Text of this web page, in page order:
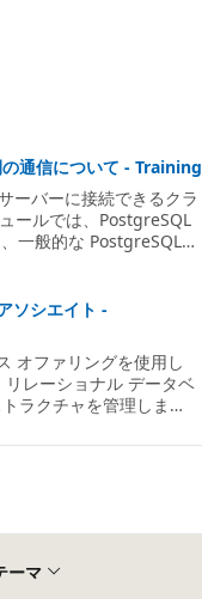
通信について - Training
ーバーに接続できるクラ
ールでは、PostgreSQL
一般的な PostgreSQL
ソシエイト -
オファリングを使用し
レーショナル データベ
ラクチャを管理しま
ーマ